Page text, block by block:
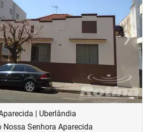
›Next
| Uberlândia
Nossa Senhora Aparecida